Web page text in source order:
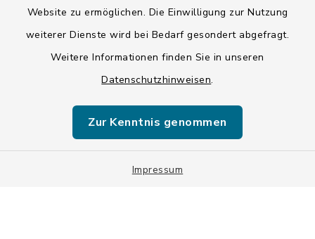
Website zu ermöglichen. Die Einwilligung zur Nutzung
weiterer Dienste wird bei Bedarf gesondert abgefragt.
Weitere Informationen finden Sie in unseren
Datenschutzhinweisen.
Zur Kenntnis genommen
Impressum
Impressum
LSI-Siegel
Datenschutzgrundverordnung
Sitemap